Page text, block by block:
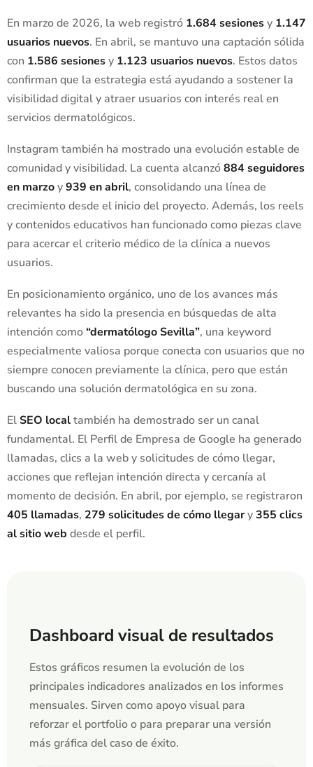
En marzo de 2026, la web registró 1.684 sesionesy 1.147
usuarios nuevos. En abril, se mantuvo una captación sólida
con 1.586 sesionesy 1.123 usuarios nuevos. Estos datos
confirman que la estrategia está ayudando a sostener la
visibilidad digital y atraer usuarios con interés real en
servicios dermatológicos.
Instagram también ha mostrado una evolución estable de
comunidad y visibilidad. La cuenta alcanzó884 seguidores
en marzoy939 en abril, consolidando una línea de
crecimiento desde el inicio del proyecto. Además, los reels
y contenidos educativos han funcionado como piezas clave
para acercar el criterio médico de la clínica a nuevos
usuarios.
En posicionamiento orgánico, uno de los avances más
relevantes ha sido la presencia en búsquedas de alta
intención como“dermatólogo Sevilla”, una keyword
especialmente valiosa porque conecta con usuarios que no
siempre conocen previamente la clínica, pero que están
buscando una solución dermatológica en su zona.
ElSEO localtambién ha demostrado ser un canal
fundamental. El Perfil de Empresa de Google ha generado
llamadas, clics a la web y solicitudes de cómo llegar,
acciones que reflejan intención directa y cercanía al
momento de decisión. En abril, por ejemplo, se registraron
405 llamadas, 279 solicitudes de cómo llegary355 clics
al sitio web desde el perfil.
Dashboard visual de resultados
Estos gráficos resumen la evolución de los
principales indicadores analizados en los informes
mensuales. Sirven como apoyo visual para
reforzar el portfolio o para preparar una versión
más gráfica del caso de éxito.